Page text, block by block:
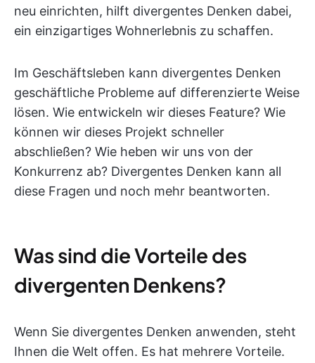
neu einrichten, hilft divergentes Denken dabei,
ein einzigartiges Wohnerlebnis zu schaffen.
Im Geschäftsleben kann divergentes Denken
geschäftliche Probleme auf differenzierte Weise
lösen. Wie entwickeln wir dieses Feature? Wie
können wir dieses Projekt schneller
abschließen? Wie heben wir uns von der
Konkurrenz ab? Divergentes Denken kann all
diese Fragen und noch mehr beantworten.
Was sind die Vorteile des
divergenten Denkens?
Wenn Sie divergentes Denken anwenden, steht
Ihnen die Welt offen. Es hat mehrere Vorteile.